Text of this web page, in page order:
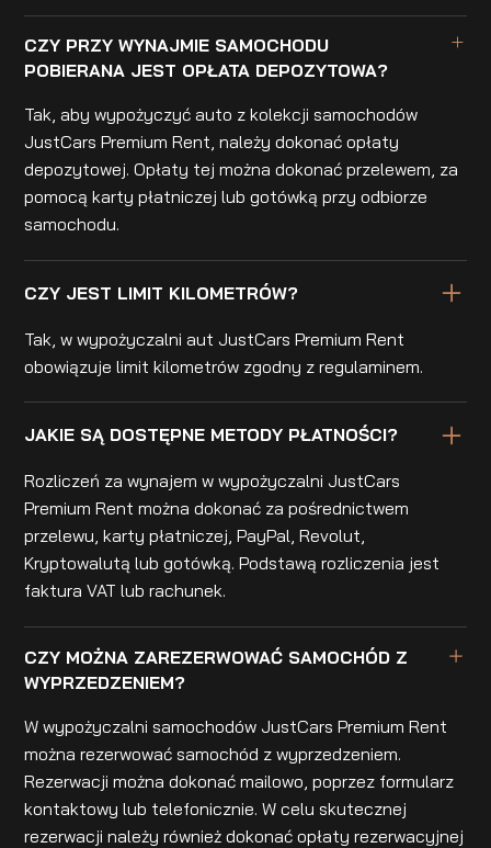
CZY PRZY WYNAJMIE SAMOCHODU
POBIERANA JEST OPŁATA DEPOZYTOWA?
Tak, aby wypożyczyć auto z kolekcji samochodów
JustCars Premium Rent, należy dokonać opłaty
depozytowej. Opłaty tej można dokonać przelewem, za
pomocą karty płatniczej lub gotówką przy odbiorze
samochodu.
CZY JEST LIMIT KILOMETRÓW?
Tak, w wypożyczalni aut JustCars Premium Rent
obowiązuje limit kilometrów zgodny z regulaminem.
JAKIE SĄ DOSTĘPNE METODY PŁATNOŚCI?
Rozliczeń za wynajem w wypożyczalni JustCars
Premium Rent można dokonać za pośrednictwem
przelewu, karty płatniczej, PayPal, Revolut,
Kryptowalutą lub gotówką. Podstawą rozliczenia jest
faktura VAT lub rachunek.
CZY MOŻNA ZAREZERWOWAĆ SAMOCHÓD Z
WYPRZEDZENIEM?
W wypożyczalni samochodów JustCars Premium Rent
można rezerwować samochód z wyprzedzeniem.
Rezerwacji można dokonać mailowo, poprzez formularz
kontaktowy lub telefonicznie. W celu skutecznej
rezerwacji należy również dokonać opłaty rezerwacyjnej